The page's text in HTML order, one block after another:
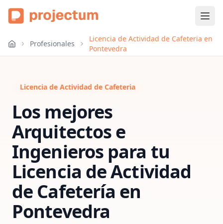
Profesionales
Licencia de Actividad de Cafeteria en
Pontevedra
Licencia de Actividad de Cafeteria
Los mejores
Arquitectos e
Ingenieros para tu
Licencia de Actividad
de Cafetería en
Pontevedra